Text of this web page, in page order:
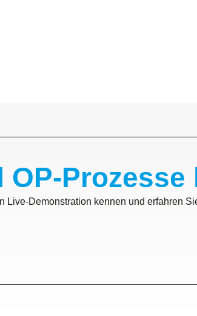
Prozesse
Demonstration kennen und erfahren